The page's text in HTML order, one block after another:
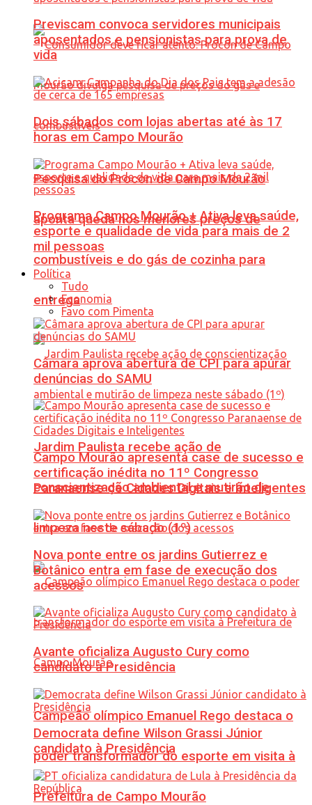
Pesquisa do Procon de Campo Mourão
aponta queda nos menores preços de
combustíveis e do gás de cozinha para
entrega
Jardim Paulista recebe ação de
conscientização ambiental e mutirão de
limpeza neste sábado (1º)
Campeão olímpico Emanuel Rego destaca o
poder transformador do esporte em visita à
Prefeitura de Campo Mourão
Previscam convoca servidores municipais
aposentados e pensionistas para prova de
vida
Dois sábados com lojas abertas até às 17
horas em Campo Mourão
Programa Campo Mourão + Ativa leva saúde,
esporte e qualidade de vida para mais de 2
mil pessoas
Política
Tudo
Economia
Favo com Pimenta
Câmara aprova abertura de CPI para apurar
denúncias do SAMU
Campo Mourão apresenta case de sucesso e
certificação inédita no 11º Congresso
Paranaense de Cidades Digitais e Inteligentes
Nova ponte entre os jardins Gutierrez e
Botânico entra em fase de execução dos
acessos
Avante oficializa Augusto Cury como
candidato à Presidência
Democrata define Wilson Grassi Júnior
candidato à Presidência